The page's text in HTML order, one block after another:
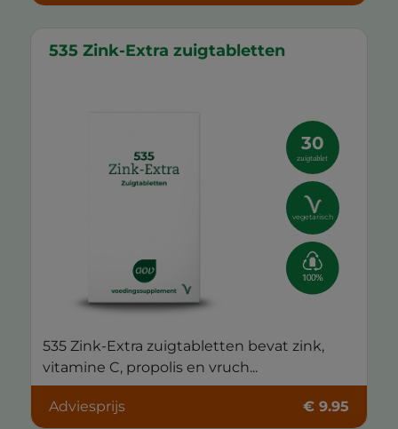
535 Zink-Extra zuigtabletten
30
zuigtablet
vegetarisch
535 Zink-Extra zuigtabletten bevat zink,
vitamine C, propolis en vruch...
Adviesprijs € 9.95